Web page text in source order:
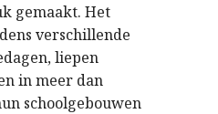
gemaakt. Het
verschillende
liepen
in meer dan
schoolgebouwen